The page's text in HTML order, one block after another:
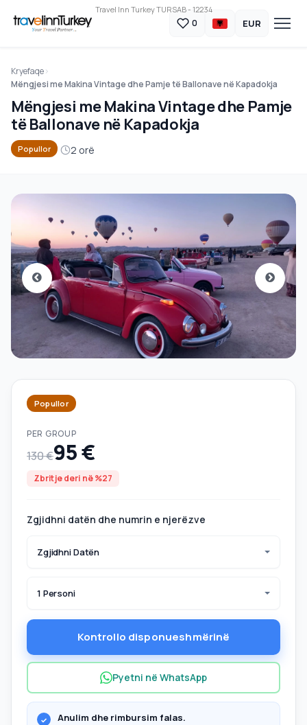
Travel Inn Turkey TURSAB - 12234
0 EUR
Kryefaqe
Mëngjesi me Makina Vintage dhe Pamje të Ballonave në Kapadokja
Mëngjesi me Makina Vintage dhe Pamje
të Ballonave në Kapadokja
Popullor 2 orë
Popullor
PER GROUP
130 €95 €
Zbritje deri në %27
Zgjidhni datën dhe numrin e njerëzve
Zgjidhni Datën
1 Personi
Kontrollo disponueshmërinë
Pyetni në WhatsApp
Anulim dhe rimbursim falas.